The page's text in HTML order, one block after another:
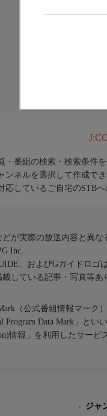
・番組の検索・検索条件
ンネルを選択して作成でき
応しているご自宅のSTBへ
が実際の放送内容と異な
Inc.
、およびGガイドロゴ
している記事・写真等あ
（公式番組情報マーク）
Program Data Mark」とい
情報」を利用したサー
ジャ